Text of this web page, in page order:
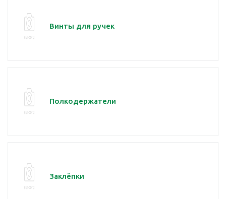
Винты для ручек
Полкодержатели
Заклёпки